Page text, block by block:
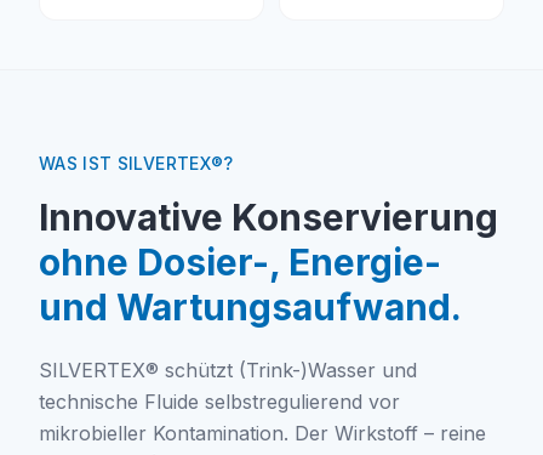
WAS IST SILVERTEX®?
Innovative Konservierung
ohne Dosier-, Energie-
und Wartungsaufwand.
SILVERTEX® schützt (Trink-)Wasser und
technische Fluide selbstregulierend vor
mikrobieller Kontamination. Der Wirkstoff – reine